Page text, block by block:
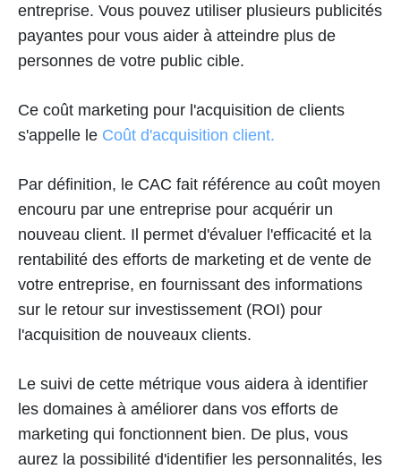
entreprise. Vous pouvez utiliser plusieurs publicités
payantes pour vous aider à atteindre plus de
personnes de votre public cible.
Ce coût marketing pour l'acquisition de clients
s'appelle le Coût d'acquisition client.
Par définition, le CAC fait référence au coût moyen
encouru par une entreprise pour acquérir un
nouveau client. Il permet d'évaluer l'efficacité et la
rentabilité des efforts de marketing et de vente de
votre entreprise, en fournissant des informations
sur le retour sur investissement (ROI) pour
l'acquisition de nouveaux clients.
Le suivi de cette métrique vous aidera à identifier
les domaines à améliorer dans vos efforts de
marketing qui fonctionnent bien. De plus, vous
aurez la possibilité d'identifier les personnalités, les